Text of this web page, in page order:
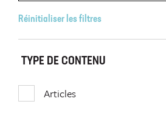
Réinitialiser les filtres
TYPE DE CONTENU
Articles